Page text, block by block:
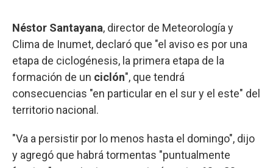
Néstor Santayana, director de Meteorología y
Clima de Inumet, declaró que "el aviso es por una
etapa de ciclogénesis, la primera etapa de la
formación de un ciclón", que tendrá
consecuencias "en particular en el sur y el este" del
territorio nacional.
"Va a persistir por lo menos hasta el domingo", dijo
y agregó que habrá tormentas "puntualmente